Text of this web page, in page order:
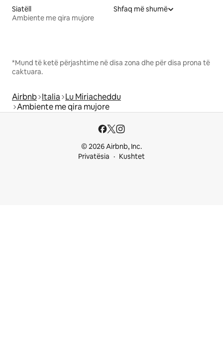
Siatëll
Ambiente me qira mujore
Shfaq më shumë
*Mund të ketë përjashtime në disa zona dhe për disa prona të
caktuara.
Airbnb Italia Lu Miriacheddu
Ambiente me qira mujore
© 2026 Airbnb, Inc.
Privatësia
Kushtet